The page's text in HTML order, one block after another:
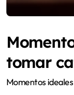
tomar
Momentos